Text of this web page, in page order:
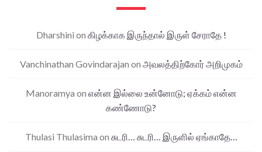
Dharshini on கிழக்காக இருந்தால் இருள் சேராதே !
Vanchinathan Govindarajan on அவலத்திற்கோர் அறிமுகம்
Manoramya on என்ன இல்லை உன்னோடு; ஏக்கம் என்ன
கண்ணோடு?
Thulasi Thulasima on சுடரி… சுடரி… இருளில் ஏங்காதே…